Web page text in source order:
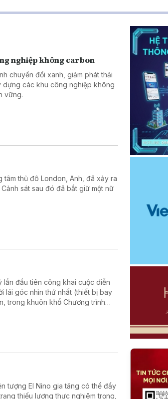
nghiệp không carbon
chuyển đổi xanh, giảm phát thải
dựng các khu công nghiệp không
vững.
thủ đô London, Anh, đã xảy ra
sát sau đó đã bắt giữ một nữ
đầu tiên công khai cuộc diễn
lái góc nhìn thứ nhất (thiết bị bay
trong khuôn khổ Chương trình
tượng El Nino gia tăng có thể đẩy
thiếu lương thực nghiêm trọng,